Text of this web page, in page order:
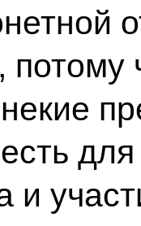
потому
и